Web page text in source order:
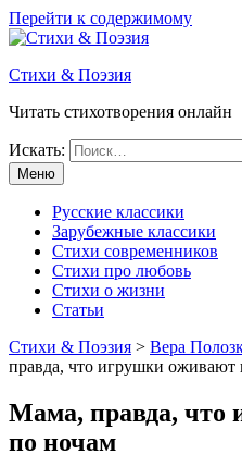
Перейти к содержимому
Стихи & Поэзия
Читать стихотворения онлайн
Искать:
Меню
Русские классики
Зарубежные классики
Стихи современников
Стихи про любовь
Стихи о жизни
Статьи
Стихи & Поэзия > Вера
правда, что игрушки оживают
Мама, правда, что
по ночам